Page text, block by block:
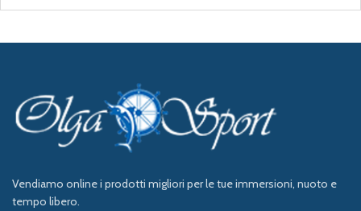
Vendiamo online i prodotti migliori per le tue immersioni, nuoto e
tempo libero.